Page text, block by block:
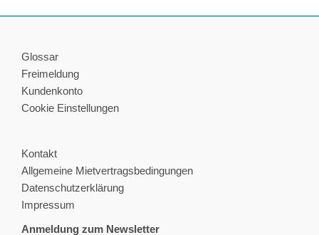
Glossar
Freimeldung
Kundenkonto
Cookie Einstellungen
Kontakt
Allgemeine Mietvertragsbedingungen
Datenschutzerklärung
Impressum
Anmeldung zum Newsletter